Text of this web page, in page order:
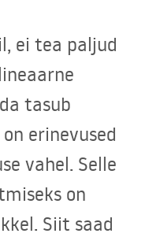
ei tea paljud
tasub
erinevused
vahel. Selle
on
Siit saad